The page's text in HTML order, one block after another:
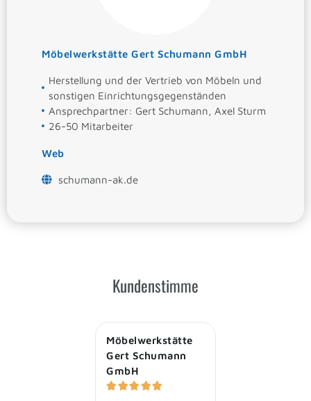
Möbelwerkstätte Gert Schumann GmbH
Herstellung und der Vertrieb von Möbeln und
sonstigen Einrichtungsgegenständen
Ansprechpartner: Gert Schumann, Axel Sturm
26-50 Mitarbeiter
Web
schumann-ak.de
Kundenstimme
Möbelwerkstätte
Gert Schumann
GmbH
  